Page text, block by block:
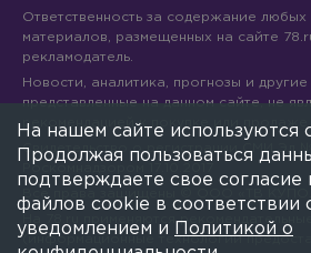
Ответственность за содержание любых
материалов, размещенных на сайте
рекламодатель.
Новости, аналитика, прогнозы и
представленные на данном сайте, не
рекомендацией к покупке или продаже
Свидетельство о регистрации СМИ Эл
Все права защищены © ООО «ТВ
На 78.ru применяются
(информационные технологии
На нашем сайте используются
Продолжая пользоваться
подтверждаете свое согласие
файлов cookie в соответствии
уведомлением и
Политикой о